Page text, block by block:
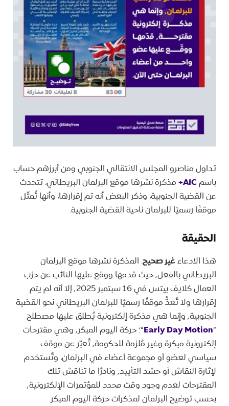
تداول مناصرو المجلس الانتقالي الجنوبي ومن أبرزهم حساب
باسمAIC+ مذكرة نشرها موقع البرلمان البريطاني، تتحدث
عن القضية الجنوبية، وذكر البعض أنه تم إقرارها، وأنها تُمثّل
موقفًا رسميًا للبرلمان ناحية القضية الجنوبية.
الحقيقة
هذا الادعاءغير صحيح. المذكرة نشرها موقع البرلمان
البريطاني بالفعل٬ حيث قدمها ووقع عليها النائب عن حزب
العمال كلايف بيتس في 16 سبتمبر ٬2025 إلا أنه لم يتم
إقرارها ولا تُعدُّ موقفًا رسميًا للبرلمان البريطاني نحو القضية
الجنوبية٬ وإنما هي مذكرة إلكترونية يُطلق عليها مصطلح
“
Early Day Motion
“؛ حركة اليوم المبكر٬ وهي مقترحات
إلكترونية مبكرة وغير مُلزمة للحكومة٬ تُعبّر عن موقف
سياسي لعضو أو مجموعة أعضاء في البرلمان، وتُستخدم
لإثارة النقاش أو حشد التأييد٬ ونادرًا ما تناقش تلك
المقترحات لعدم وجود وقت محدد للمؤتمرات الإلكترونية٬
بحسب توضيح البرلمان لمذكرات حركة اليوم المبكر.